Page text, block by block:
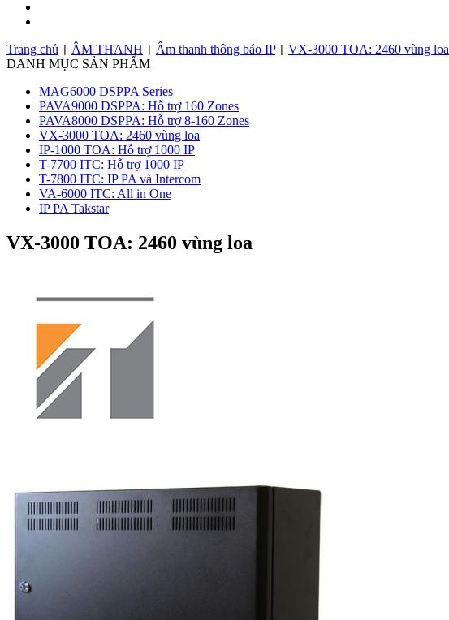
Trang chủ
ÂM THANH Âm thanh thông báo IP
VX-3000 TOA: 2460 vùng loa
DANH MỤC SẢN PHẨM
MAG6000 DSPPA Series
PAVA9000 DSPPA: Hỗ trợ 160 Zones
PAVA8000 DSPPA: Hỗ trợ 8-160 Zones
VX-3000 TOA: 2460 vùng loa
IP-1000 TOA: Hỗ trợ 1000 IP
T-7700 ITC: Hỗ trợ 1000 IP
T-7800 ITC: IP PA và Intercom
VA-6000 ITC: All in One
IP PA Takstar
VX-3000 TOA: 2460 vùng loa